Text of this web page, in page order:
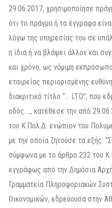
29.06.2017, χρησιμοποίησε
ότι το πράγμα ή τα έγγραφα
λόγω της υπηρεσίας του σε
η ίδια ή να βλάψει άλλον και
και χρόνο, ως νόμιμη
εταιρείας περιορισμένης
διακριτικό τίτλο “… LTD”, που
οδός …, κατέθεσε την από
του Κ.Πολ.Δ. ενώπιον του
με την οποία ζητούσε τα εξής:
σύμφωνα με το άρθρο 232 του
εγγράφως από την Δημόσια
Γραμματεία Πληροφοριακών
Οικονομικών, εδρεύουσα στην